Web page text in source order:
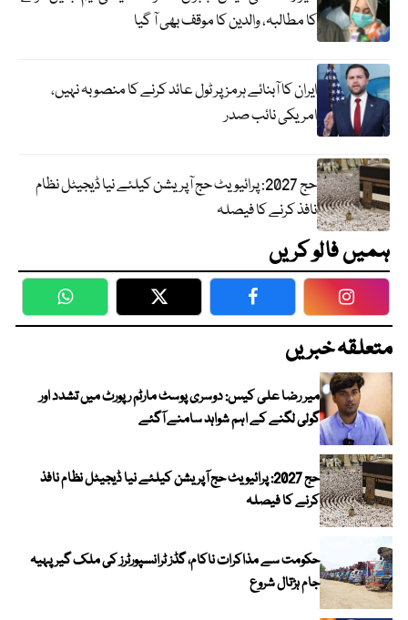
کا مطالبہ، والدین کا موقف بھی آ گیا
ایران کا آبنائے ہرمز پر ٹول عائد کرنے کا منصوبہ نہیں،
امریکی نائب صدر
حج 2027: پرائیویٹ حج آپریشن کیلئے نیا ڈیجیٹل نظام
نافذ کرنے کا فیصلہ
ہمیں فالو کریں
WhatsApp Twitter Facebook
متعلقہ خبریں
میر رضا علی کیس: دوسری پوسٹ مارٹم رپورٹ میں تشدد اور
گولی لگنے کے اہم شواہد سامنے آگئے
حج 2027: پرائیویٹ حج آپریشن کیلئے نیا ڈیجیٹل نظام نافذ
کرنے کا فیصلہ
حکومت سے مذاکرات ناکام، گڈز ٹرانسپورٹرز کی ملک گیر پہیہ
جام ہڑتال شروع